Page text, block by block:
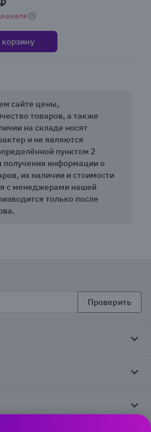
сайте цены,
товаров, а также
на складе носят
и не являются
пунктом 2
получения информации о
их наличии и стоимости
с менеджерами нашей
только после
Проверить